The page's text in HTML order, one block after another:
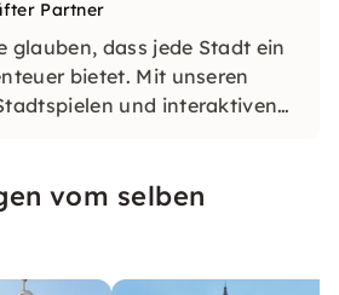
Partner
glauben, dass jede Stadt ein
bietet. Mit unseren
und interaktiven
Juwelen und lerne etwas
die Stadt erkundest.
vom selben